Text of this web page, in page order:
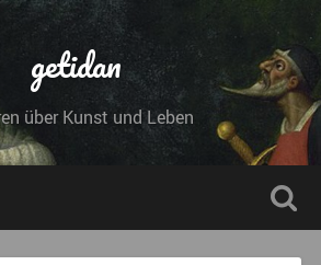
getidan
über Kunst und Leben